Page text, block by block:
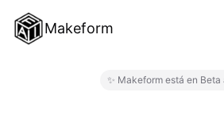
Makeform
✨ Makeform está en Beta